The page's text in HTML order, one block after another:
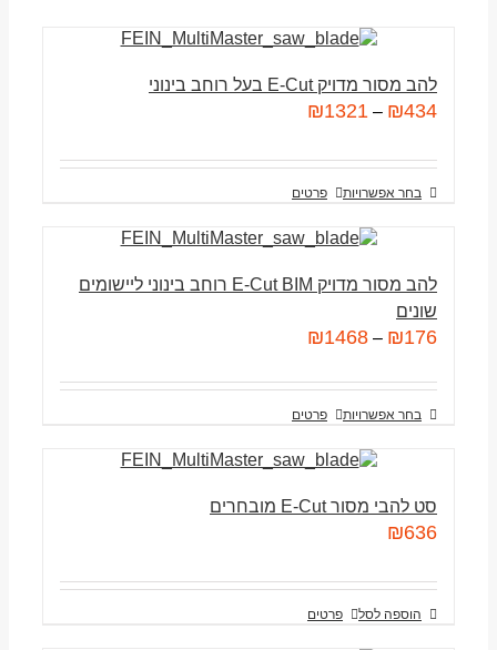
להב מסור מדויק E-Cut בעל רוחב בינוני
₪434
–
₪1321
בחר אפשרויות פרטים
להב מסור מדויק E-Cut BIM רוחב בינוני ליישומים
שונים
₪176
–
₪1468
בחר אפשרויות פרטים
סט להבי מסור E-Cut מובחרים
₪636
הוספה לסל פרטים